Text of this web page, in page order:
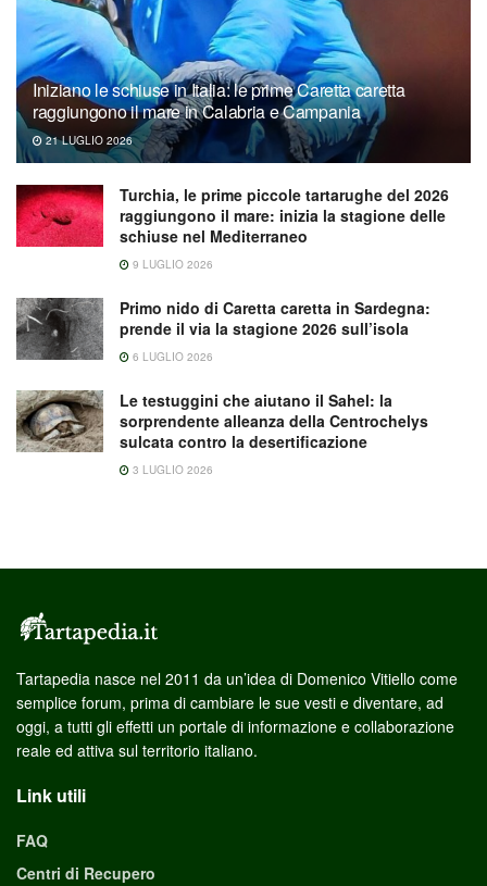
Iniziano le schiuse in Italia: le prime Caretta caretta
raggiungono il mare in Calabria e Campania
21 LUGLIO 2026
Turchia, le prime piccole tartarughe del 2026
raggiungono il mare: inizia la stagione delle
schiuse nel Mediterraneo
9 LUGLIO 2026
Primo nido di Caretta caretta in Sardegna:
prende il via la stagione 2026 sull’isola
6 LUGLIO 2026
Le testuggini che aiutano il Sahel: la
sorprendente alleanza della Centrochelys
sulcata contro la desertificazione
3 LUGLIO 2026
Tartapedia nasce nel 2011 da un’idea di Domenico Vitiello come
semplice forum, prima di cambiare le sue vesti e diventare, ad
oggi, a tutti gli effetti un portale di informazione e collaborazione
reale ed attiva sul territorio italiano.
Link utili
FAQ
Centri di Recupero